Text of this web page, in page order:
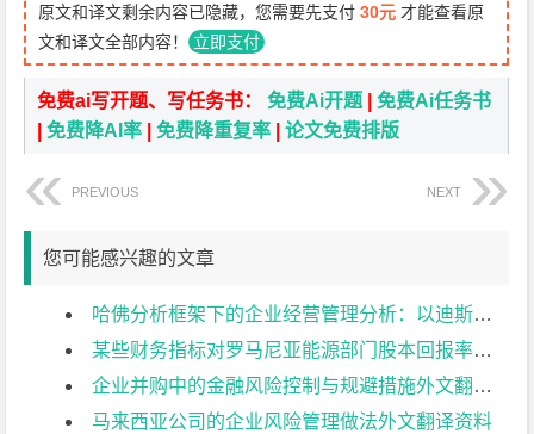
原文和译文剩余内容已隐藏，您需要先支付30元 才能查看原
文和译文全部内容！ 立即支付
免费ai写开题、写任务书：免费Ai开题 |免费Ai任务书
|免费降AI率 |免费降重复率 |论文免费排版
PREVIOUS NEXT
您可能感兴趣的文章
哈佛分析框架下的企业经营管理分析：以迪斯尼公司为例外文翻译资料
某些财务指标对罗马尼亚能源部门股本回报率的影响——基于Dupont分析的竞争方法外文翻译资料
企业并购中的金融风险控制与规避措施外文翻译资料
马来西亚公司的企业风险管理做法外文翻译资料